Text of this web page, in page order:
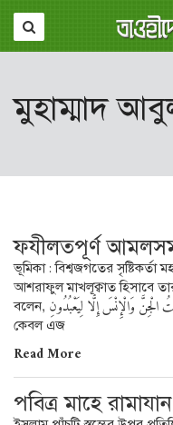
মুহাম্মাদ
ফযীলতপূর্ণ
ভূমিকা : বিশ্বজগতের সৃষ্টিকর্তা
আশরাফুল মাখলূক্বাত হিসাবে
বলেন, وَمَا خَلَقْتُ الْجِنَّ وَالْإِنْسَ إِلَّا لِيَعْبُدُونِ ‘আমি জিন ও ইনসান সৃষ্টি করেছি
কেবল এজ
Read More
পবিত্র মাহে